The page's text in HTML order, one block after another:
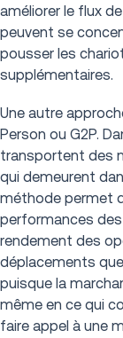
améliorer le flux
peuvent se
pousser les
supplémentaires.
Une autre
Person ou G2P.
transportent des
qui demeurent
méthode permet
performances
rendement des
déplacements
puisque la
même en ce qui
faire appel à une